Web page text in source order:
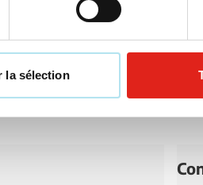
la sélection
€ 25,- de
Restez